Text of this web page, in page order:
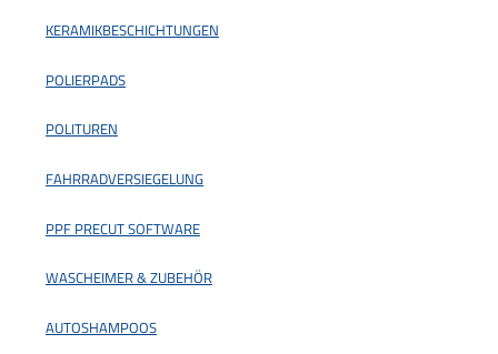
KERAMIKBESCHICHTUNGEN
POLIERPADS
POLITUREN
FAHRRADVERSIEGELUNG
PPF PRECUT SOFTWARE
WASCHEIMER & ZUBEHÖR
AUTOSHAMPOOS